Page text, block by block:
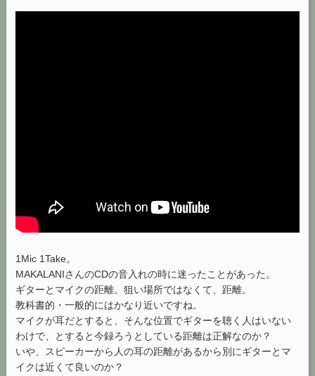
1Mic 1Take。
MAKALANIさんのCDの音入れの時に迷ったことがあった。
ギターとマイクの距離。狙い場所ではなくて、距離。
教科書的・一般的にはかなり近いですね。
マイクが耳だとすると、そんな位置でギターを聴く人はいない
わけで、とすると今録ろうとしている距離は正解なのか？
いや、スピーカーから人の耳の距離があるから別にギターとマ
イクは近くて良いのか？